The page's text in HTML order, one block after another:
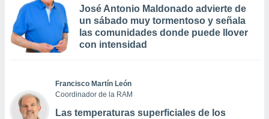
José Antonio Maldonado advierte de
un sábado muy tormentoso y señala
las comunidades donde puede llover
con intensidad
Francisco Martín León
Coordinador de la RAM
Las temperaturas superficiales de los